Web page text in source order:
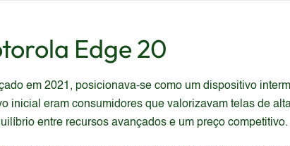
Edge 20
em 2021, posicionava-se como um dispositivo
inicial eram consumidores que valorizavam telas de
entre recursos avançados e um preço competitivo.